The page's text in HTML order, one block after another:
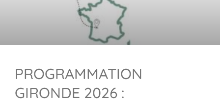
PROGRAMMATION
GIRONDE 2026 :